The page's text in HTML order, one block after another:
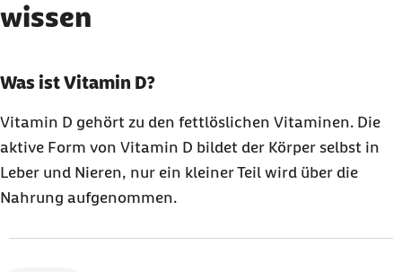
wissen
Karussell mit 3 Elementen
Element 1 von 3
Was ist Vitamin D?
Vitamin D gehört zu den fettlöslichen Vitaminen. Die
aktive Form von Vitamin D bildet der Körper selbst in
Leber und Nieren, nur ein kleiner Teil wird über die
Nahrung aufgenommen.